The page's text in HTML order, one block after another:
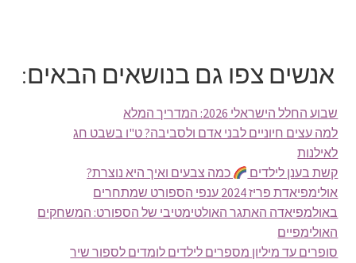
אנשים צפו גם בנושאים הבאים:
שבוע החלל הישראלי 2026: המדריך המלא
למה עצים חיוניים לבני אדם ולסביבה? ט"ו בשבט חג
לאילנות
קשת בענן לילדים
כמה צבעים ואיך היא נוצרת?
אולימפיאדת פריז 2024 ענפי הספורט שמתחרים
באולמפיאדה האתגר האולטימטיבי של הספורט: המשחקים
האולימפיים
סופרים עד מיליון מספרים לילדים לומדים לספור שיר